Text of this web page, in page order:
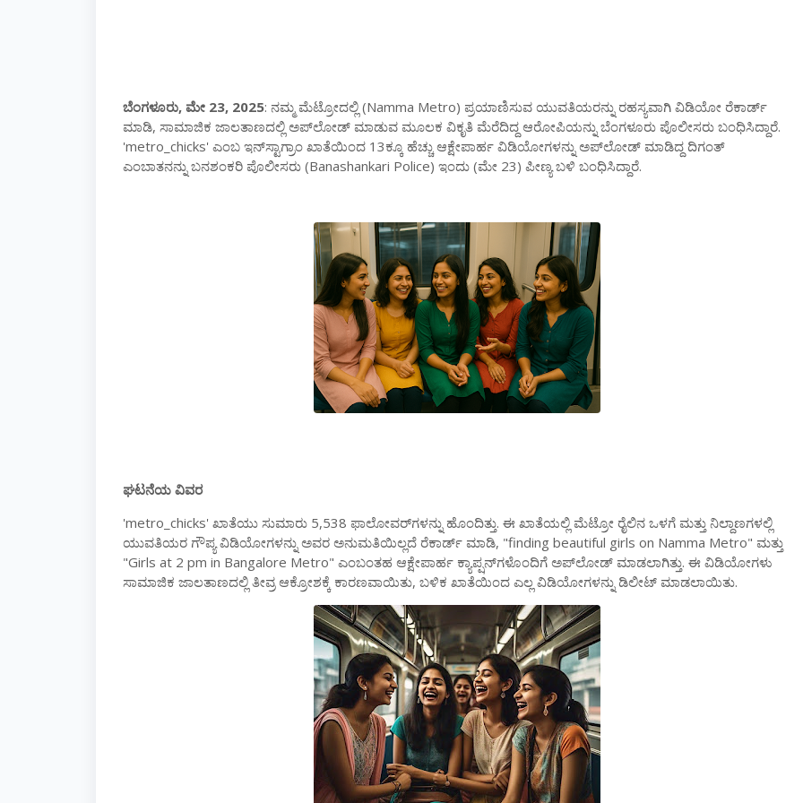
ಬೆಂಗಳೂರು, ಮೇ 23, 2025: ನಮ್ಮ ಮೆಟ್ರೋದಲ್ಲಿ (Namma Metro) ಪ್ರಯಾಣಿಸುವ ಯುವತಿಯರನ್ನು ರಹಸ್ಯವಾಗಿ ವಿಡಿಯೋ ರೆಕಾರ್ಡ್
ಮಾಡಿ, ಸಾಮಾಜಿಕ ಜಾಲತಾಣದಲ್ಲಿ ಅಪ್ಲೋಡ್ ಮಾಡುವ ಮೂಲಕ ವಿಕೃತಿ ಮೆರೆದಿದ್ದ ಆರೋಪಿಯನ್ನು ಬೆಂಗಳೂರು ಪೊಲೀಸರು ಬಂಧಿಸಿದ್ದಾರೆ.
'metro_chicks' ಎಂಬ ಇನ್ಸ್ಟಾಗ್ರಾಂ ಖಾತೆಯಿಂದ 13ಕ್ಕೂ ಹೆಚ್ಚು ಆಕ್ಷೇಪಾರ್ಹ ವಿಡಿಯೋಗಳನ್ನು ಅಪ್ಲೋಡ್ ಮಾಡಿದ್ದ ದಿಗಂತ್
ಎಂಬಾತನನ್ನು ಬನಶಂಕರಿ ಪೊಲೀಸರು (Banashankari Police) ಇಂದು (ಮೇ 23) ಪೀಣ್ಯ ಬಳಿ ಬಂಧಿಸಿದ್ದಾರೆ.
ಘಟನೆಯ ವಿವರ
'metro_chicks' ಖಾತೆಯು ಸುಮಾರು 5,538 ಫಾಲೋವರ್ಗಳನ್ನು ಹೊಂದಿತ್ತು. ಈ ಖಾತೆಯಲ್ಲಿ ಮೆಟ್ರೋ ರೈಲಿನ ಒಳಗೆ ಮತ್ತು ನಿಲ್ದಾಣಗಳಲ್ಲಿ
ಯುವತಿಯರ ಗೌಪ್ಯ ವಿಡಿಯೋಗಳನ್ನು ಅವರ ಅನುಮತಿಯಿಲ್ಲದೆ ರೆಕಾರ್ಡ್ ಮಾಡಿ, "finding beautiful girls on Namma Metro" ಮತ್ತು
"Girls at 2 pm in Bangalore Metro" ಎಂಬಂತಹ ಆಕ್ಷೇಪಾರ್ಹ ಕ್ಯಾಪ್ಷನ್ಗಳೊಂದಿಗೆ ಅಪ್ಲೋಡ್ ಮಾಡಲಾಗಿತ್ತು. ಈ ವಿಡಿಯೋಗಳು
ಸಾಮಾಜಿಕ ಜಾಲತಾಣದಲ್ಲಿ ತೀವ್ರ ಆಕ್ರೋಶಕ್ಕೆ ಕಾರಣವಾಯಿತು, ಬಳಿಕ ಖಾತೆಯಿಂದ ಎಲ್ಲ ವಿಡಿಯೋಗಳನ್ನು ಡಿಲೀಟ್ ಮಾಡಲಾಯಿತು.